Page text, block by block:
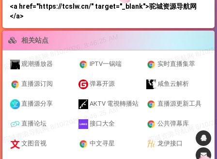
<a href="https://tcslw.cn/" target="_blank">驼城资源导航网
</a>
相关站点
观潮播放器 IPTV一锅端 实时直播集萃
直播源订阅 弹幕开源 咸鱼云解析
直播源分享 AKTV 電視轉播站 直播源更新工具
直播论坛 接口大全 公共弹幕库
文图音视 中文寻星 龙伊接口